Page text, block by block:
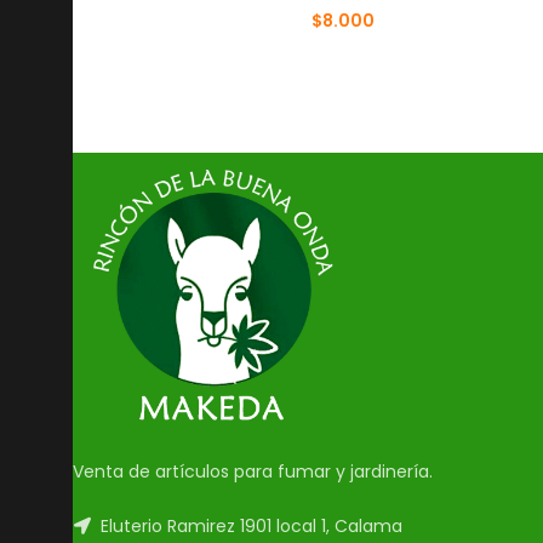
$8.000
Venta de artículos para fumar y jardinería.
Eluterio Ramirez 1901 local 1, Calama